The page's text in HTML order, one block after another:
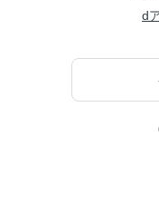
d